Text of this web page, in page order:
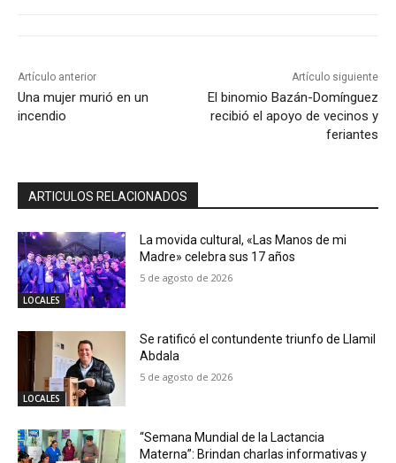
Artículo anterior
Una mujer murió en un
incendio
Artículo siguiente
El binomio Bazán-Domínguez
recibió el apoyo de vecinos y
feriantes
ARTICULOS RELACIONADOS
LOCALES
La movida cultural, «Las Manos de mi
Madre» celebra sus 17 años
5 de agosto de 2026
LOCALES
Se ratificó el contundente triunfo de Llamil
Abdala
5 de agosto de 2026
“Semana Mundial de la Lactancia
Materna”: Brindan charlas informativas y